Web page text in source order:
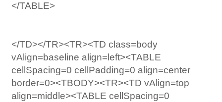
</TABLE>
</TD></TR><TR><TD class=body
vAlign=baseline align=left><TABLE
cellSpacing=0 cellPadding=0 align=center
border=0><TBODY><TR><TD vAlign=top
align=middle><TABLE cellSpacing=0